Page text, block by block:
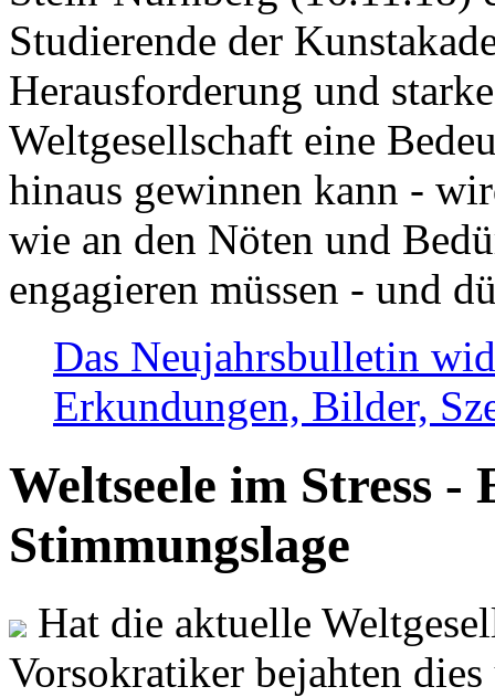
Studierende der
Herausforderung und
Weltgesellschaft eine
hinaus gewinnen kann -
wie an den Nöten und
engagieren müssen - und
Das Neujahrsbulletin
Erkundungen, Bilder,
Weltseele im Stress -
Stimmungslage
Hat die aktuelle
Vorsokratiker bejahten